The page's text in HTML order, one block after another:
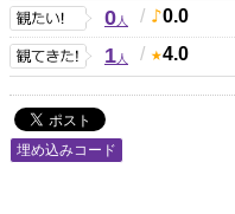
0人 / 0.0
1人 / 4.0
埋め込みコード